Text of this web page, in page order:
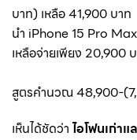
บาท) เหลือ 41,900 บาท
นำ iPhone 15 Pro
เหลือจ่ายเพียง 20,900
สูตรคำนวณ 48,900-
เห็นได้ชัดว่า ไอโฟนเก่าแ